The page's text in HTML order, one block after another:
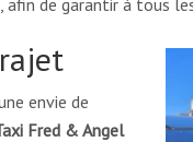
de garantir à tous
envie de
Fred & Angel